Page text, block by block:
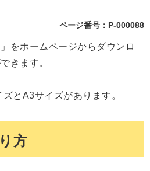
ページ番号：P-000088
をホームページからダウンロ
きます。
とA3サイズがあります。
方